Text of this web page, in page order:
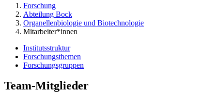
Forschung
Abteilung Bock
Organellenbiologie und Biotechnologie
Mitarbeiter*innen
Institutsstruktur
Forschungsthemen
Forschungsgruppen
Team-Mitglieder